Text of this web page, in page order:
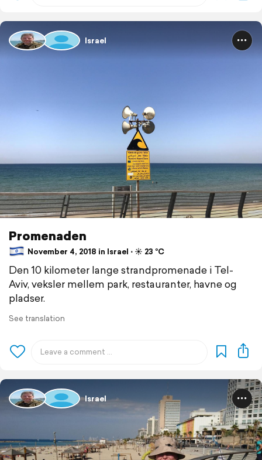
Israel
Promenaden
November 4, 2018 in Israel ⋅ ☀️ 23 °C
Den 10 kilometer lange strandpromenade i Tel-
Aviv, veksler mellem park, restauranter, havne og
pladser.
See translation
Israel